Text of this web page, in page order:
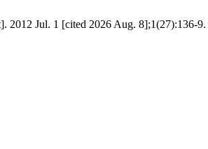
1 [cited 2026 Aug. 8];1(27):136-9.